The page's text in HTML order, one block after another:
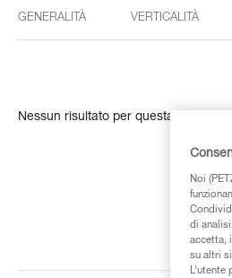
GENERALITÀ VERTICALITÀ
Nessun risultato per questa ricerca
Noi
di
accetta,
su altri